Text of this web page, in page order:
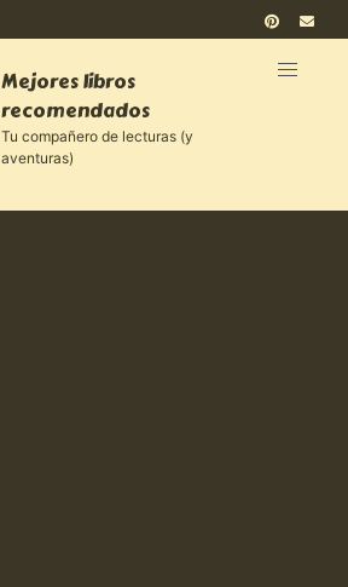
Mejores libros
recomendados
Tu compañero de lecturas (y
aventuras)